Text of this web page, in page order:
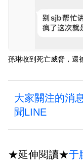
孫琳收到死亡威脅，還
大家關注的消
聞LINE
★延伸閱讀★于